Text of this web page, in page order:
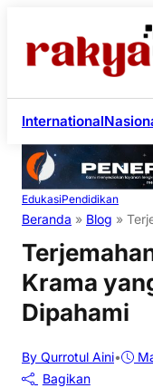
International
EdukasiPendidikan
Beranda » Blog »
Krama
Dipahami
By Qurrotul Aini•
Bagikan